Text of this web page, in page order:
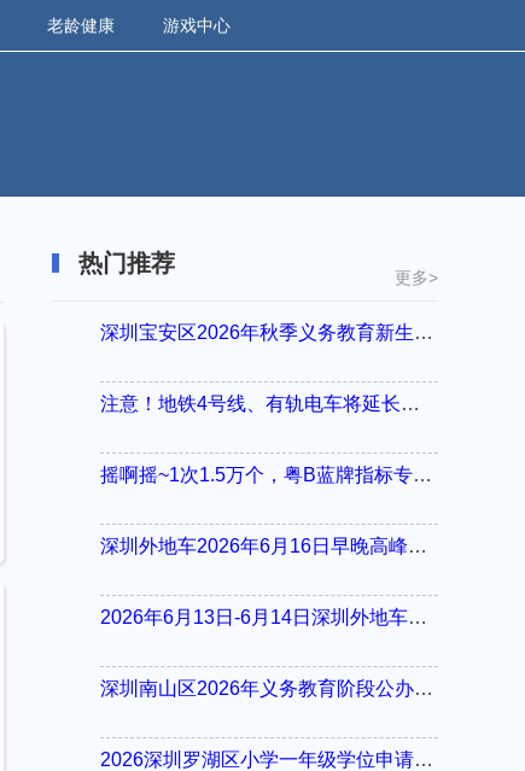
老龄健康 游戏中心
热门推荐
更多>
深圳宝安区2026年秋季义务教育新生入学指引
注意！地铁4号线、有轨电车将延长运营服务！
摇啊摇~1次1.5万个，粤B蓝牌指标专项摇号又来啦！
深圳外地车2026年6月16日早晚高峰限行详情
2026年6月13日-6月14日深圳外地车周末限行吗
深圳南山区2026年义务教育阶段公办学校新生入学申请指南
2026深圳罗湖区小学一年级学位申请指南